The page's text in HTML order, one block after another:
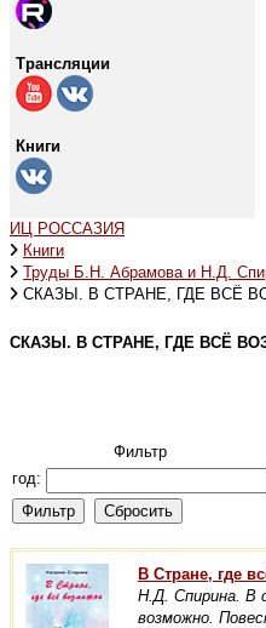
Трансляции
Книги
ИЦ РОССАЗИЯ
Книги
Труды Б.Н. Абрамова и Н.Д.
СКАЗЫ. В СТРАНЕ, ГДЕ ВСЁ
СКАЗЫ. В СТРАНЕ, ГДЕ ВСЁ
Фильтр
год:
В Стране, где
Н.Д. Спирина. В
возможно.